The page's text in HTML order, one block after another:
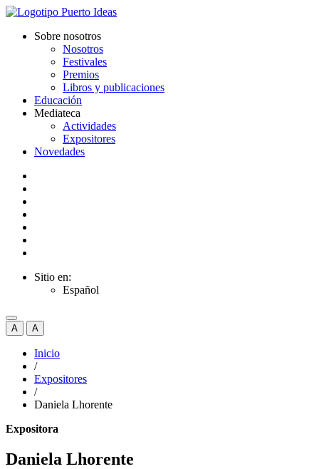
Sobre nosotros
Nosotros
Festivales
Premios
Libros y publicaciones
Educación
Mediateca
Actividades
Expositores
Novedades
Sitio en:
Español
A A
Inicio
/
Expositores
/
Daniela Lhorente
Expositora
Daniela Lhorente